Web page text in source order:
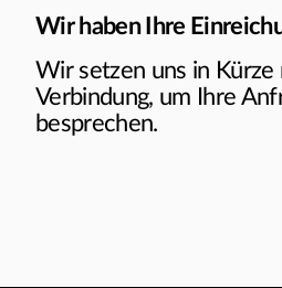
Wir haben Ihre
Wir setzen uns in Kürze
Verbindung, um Ihre
besprechen.